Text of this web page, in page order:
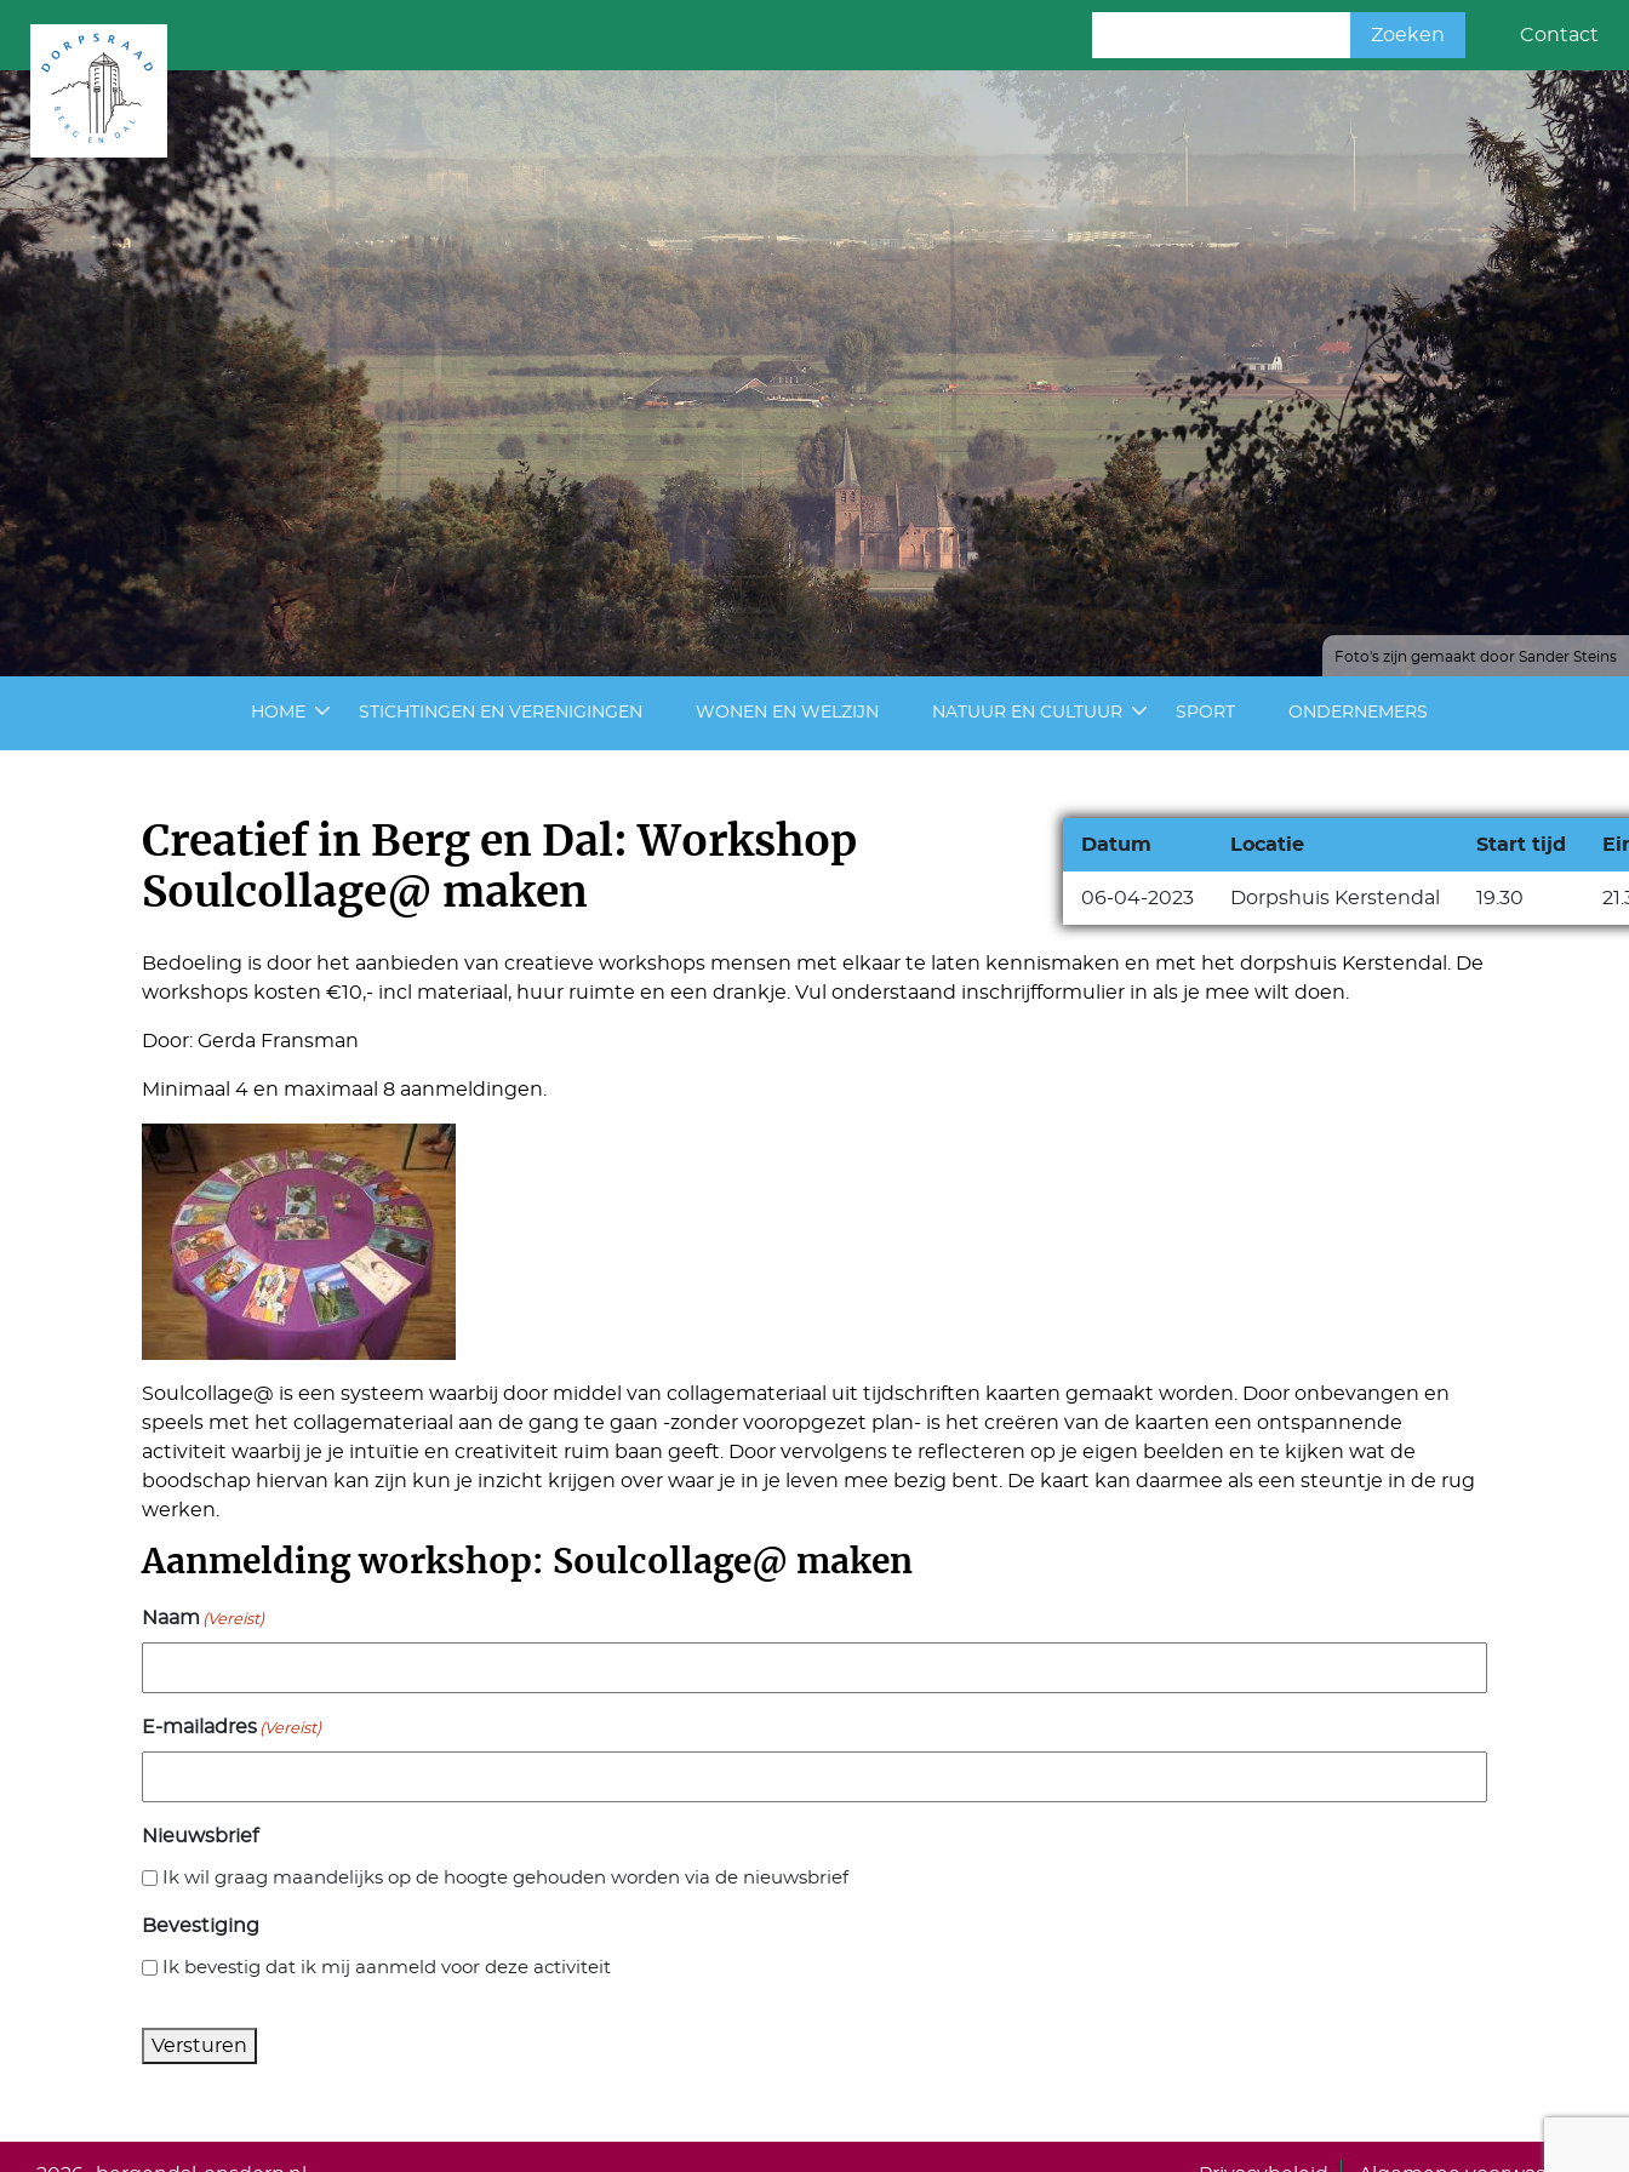
naar:
Contact
Foto's zijn gemaakt door Sander Steins
HOME STICHTINGEN EN VERENIGINGEN WONEN EN WELZIJN NATUUR EN CULTUUR SPORT ONDERNEMERS
Creatief in Berg en Dal: Workshop
Soulcollage@ maken
Datum Locatie Start tijd
06-04-2023 Dorpshuis Kerstendal 19.30
Bedoeling is door het aanbieden van creatieve workshops mensen met elkaar te laten kennismaken en met het dorpshuis Kerstendal. De
workshops kosten €10,- incl materiaal, huur ruimte en een drankje. Vul onderstaand inschrijfformulier in als je mee wilt doen.
Door: Gerda Fransman
Minimaal 4 en maximaal 8 aanmeldingen.
Soulcollage@ is een systeem waarbij door middel van collagemateriaal uit tijdschriften kaarten gemaakt worden. Door onbevangen en
speels met het collagemateriaal aan de gang te gaan -zonder vooropgezet plan- is het creëren van de kaarten een ontspannende
activiteit waarbij je je intuïtie en creativiteit ruim baan geeft. Door vervolgens te reflecteren op je eigen beelden en te kijken wat de
boodschap hiervan kan zijn kun je inzicht krijgen over waar je in je leven mee bezig bent. De kaart kan daarmee als een steuntje in de rug
werken.
Aanmelding workshop: Soulcollage@ maken
Naam (Vereist)
E-mailadres (Vereist)
Nieuwsbrief
Ik wil graag maandelijks op de hoogte gehouden worden via de nieuwsbrief
Bevestiging
Ik bevestig dat ik mij aanmeld voor deze activiteit
Versturen